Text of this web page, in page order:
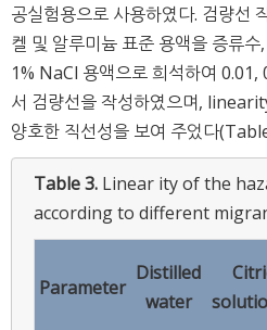
공실험용으로 사용하였다. 검량선
켈 및 알루미늄 표준 용액을 증류
1% NaCl 용액으로 희석하여
서 검량선을 작성하였으며,
양호한 직선성을 보여 주었다
Table 3. Linear ity of the
according to different
Parameter
Distilled
water